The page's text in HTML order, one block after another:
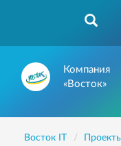
Компания
«Восток»
Восток IT